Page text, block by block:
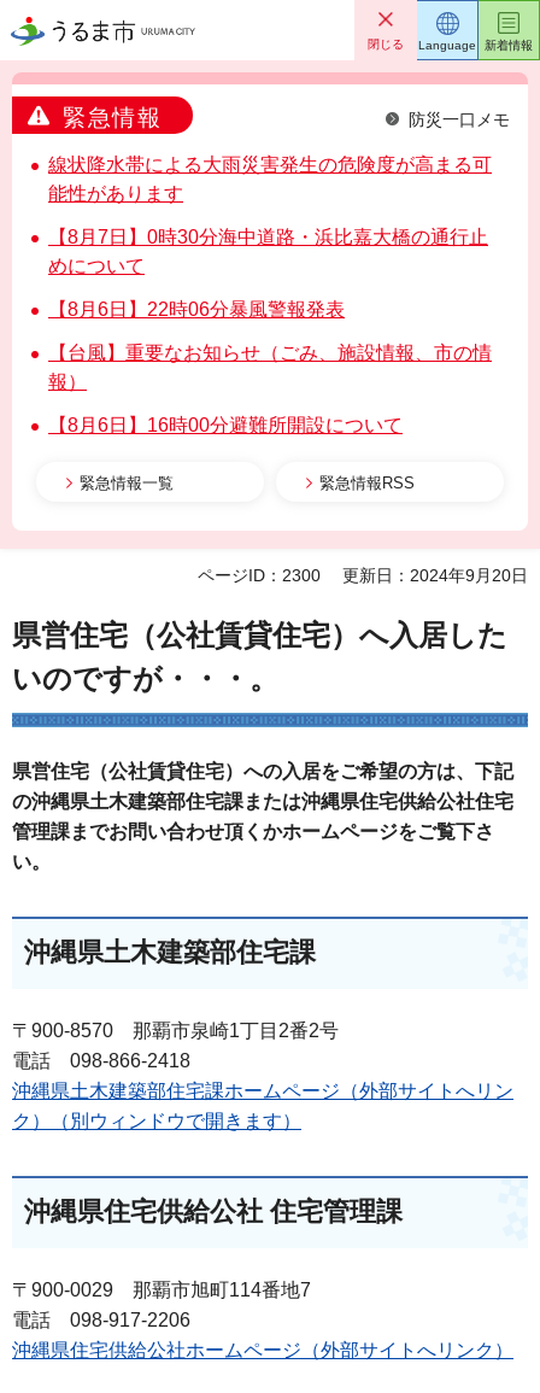
うるま市 閉じる
緊急情報 防災一口メモ
線状降水帯による大雨災害発生の危険度が高まる可
能性があります
【8月7日】0時30分海中道路・浜比嘉大橋の通行止
めについて
【8月6日】22時06分暴風警報発表
【台風】重要なお知らせ（ごみ、施設情報、市の情
報）
【8月6日】16時00分避難所開設について
緊急情報一覧 緊急情報RSS
Language 新着情報
ページID：2300 更新日：2024年9月20日
県営住宅（公社賃貸住宅）へ入居した
いのですが・・・。
県営住宅（公社賃貸住宅）への入居をご希望の方は、下記
の沖縄県土木建築部住宅課または沖縄県住宅供給公社住宅
管理課までお問い合わせ頂くかホームページをご覧下さ
い。
沖縄県土木建築部住宅課
〒900-8570 那覇市泉崎1丁目2番2号
電話 098-866-2418
沖縄県土木建築部住宅課ホームページ（外部サイトへリン
ク）（別ウィンドウで開きます）
沖縄県住宅供給公社 住宅管理課
〒900-0029 那覇市旭町114番地7
電話 098-917-2206
沖縄県住宅供給公社ホームページ（外部サイトへリンク）